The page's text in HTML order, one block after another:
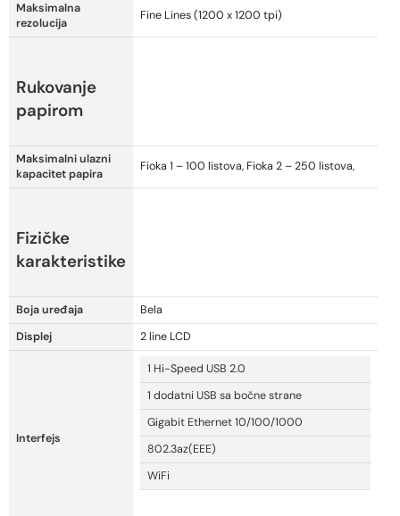
Maksimalna
rezolucija
Fine Lines (1200 x 1200 tpi)
Rukovanje
papirom
Maksimalni ulazni
kapacitet papira
Fioka 1 – 100 listova, Fioka 2 – 250 listova,
Fizičke
karakteristike
Boja uređaja
Bela
Displej
2 line LCD
Interfejs
1 Hi-Speed USB 2.0
1 dodatni USB sa bočne strane
Gigabit Ethernet 10/100/1000
802.3az(EEE)
WiFi